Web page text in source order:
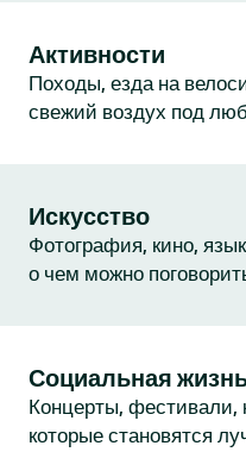
Активности
Походы, езда на
свежий воздух под
Искусство
Фотография, кино,
о чем можно
Социальная
Концерты, фестивали,
которые становятся